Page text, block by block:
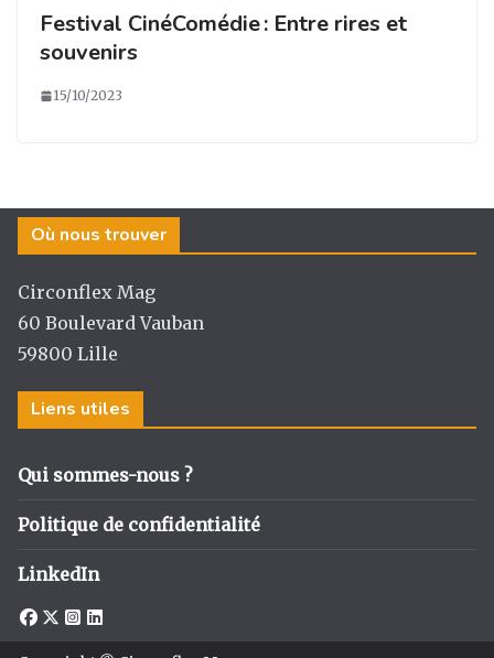
Festival CinéComédie : Entre rires et
souvenirs
15/10/2023
Où nous trouver
Circonflex Mag
60 Boulevard Vauban
59800 Lille
Liens utiles
Qui sommes-nous ?
Politique de confidentialité
LinkedIn